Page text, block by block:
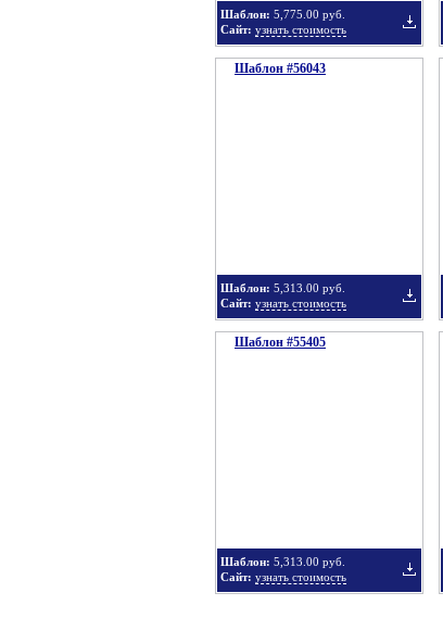
Шаблон: 5,775.00 руб.
Сайт: узнать стоимость
Шаблон #56043
Шаблон: 5,313.00 руб.
Сайт: узнать стоимость
Шаблон #55405
Шаблон: 5,313.00 руб.
Сайт: узнать стоимость